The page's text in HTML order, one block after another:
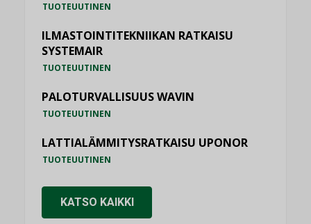
TUOTEUUTINEN
ILMASTOINTITEKNIIKAN RATKAISU
SYSTEMAIR
TUOTEUUTINEN
PALOTURVALLISUUS WAVIN
TUOTEUUTINEN
LATTIALÄMMITYSRATKAISU UPONOR
TUOTEUUTINEN
KATSO KAIKKI